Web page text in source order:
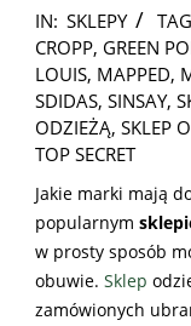
2025-
12-
07
IN: SKLEPY
CROPP, GREEN
LOUIS, MAPPED,
SDIDAS, SINSAY,
ODZIEŻĄ, SKLEP
TOP SECRET
Jakie marki mają
popularnym
w prosty sposób
obuwie. Sklep
zamówionych